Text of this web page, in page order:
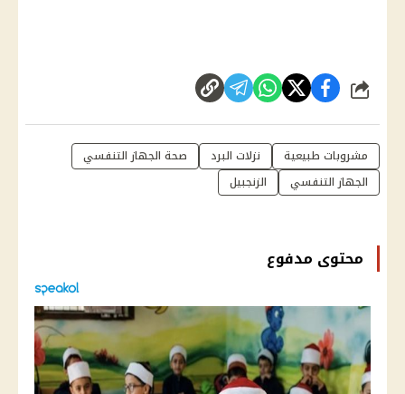
شارك
مشروبات طبيعية نزلات البرد
صحة الجهاز التنفسي
الجهاز التنفسي
الزنجبيل
محتوى مدفوع